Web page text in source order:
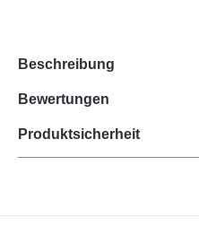
Beschreibung
Bewertungen
Produktsicherheit